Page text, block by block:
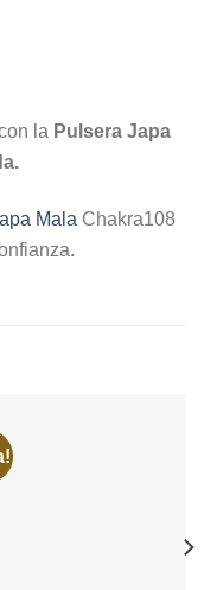
la Pulsera Japa
Mala Chakra108